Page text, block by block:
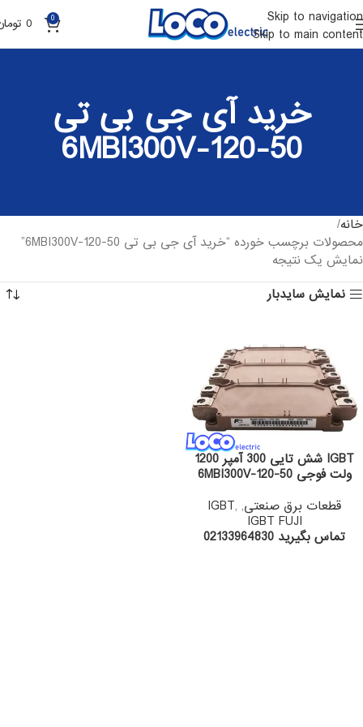
Skip to navigation
Skip to main content
0
0
خرید آی جی بی تی
6MBI300V-120-50
خانه
محصولات برچسب خورده “خرید آی جی بی تی 6MBI300V-120-50”
نمایش یک نتیجه
نمایش سایدبار
IGBT شش تایی 300 آمپر 1200
ولت فوجی 6MBI300V-120-50
قطعات برق صنعتی,
IGBT,
IGBT FUJI
تماس بگیرید 02133964830